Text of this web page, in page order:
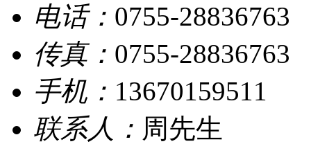
电话： 0755-28836763
传真： 0755-28836763
手机： 13670159511
联系人： 周先生